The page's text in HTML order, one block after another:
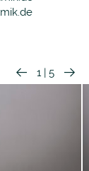
1 | 5